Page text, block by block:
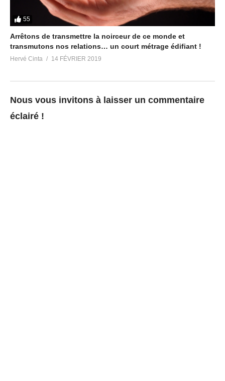
55
Arrêtons de transmettre la noirceur de ce monde et
transmutons nos relations… un court métrage édifiant !
Hervé Cinta 14 FÉVRIER 2019
Nous vous invitons à laisser un commentaire
éclairé !